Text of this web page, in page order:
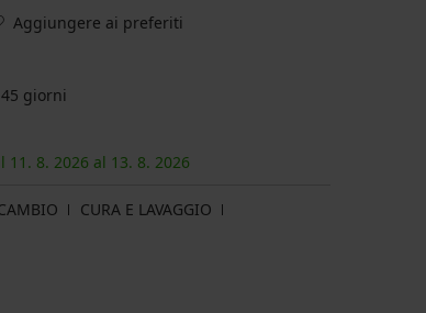
Aggiungere ai preferiti
giorni
11. 8. 2026 al 13. 8. 2026
CURA E LAVAGGIO